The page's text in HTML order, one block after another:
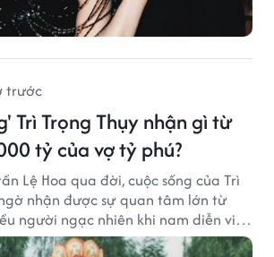
trước
Trì Trọng Thụy nhận gì từ
tỷ của vợ tỷ phú?
Lệ Hoa qua đời, cuộc sống của Trì
nhận được sự quan tâm lớn từ
người ngạc nhiên khi nam diễn viên
Tăng không xuất hiện trong